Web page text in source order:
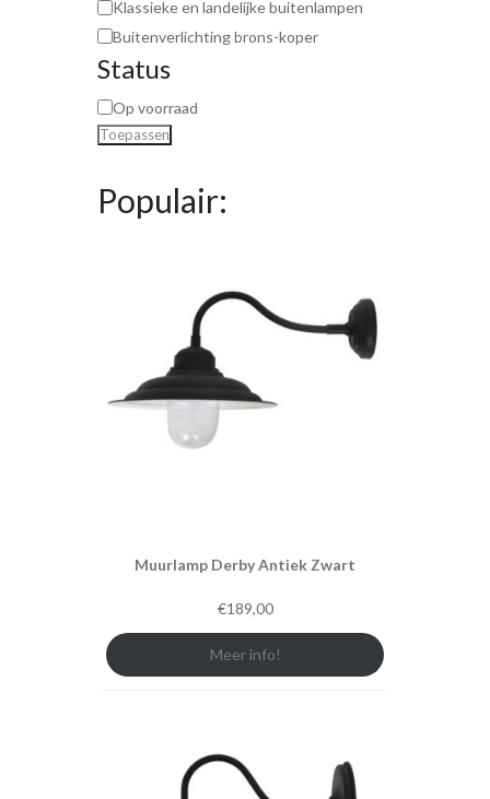
Klassieke en landelijke buitenlampen
Buitenverlichting brons-koper
Status
Op voorraad
Toepassen
Populair:
Muurlamp Derby Antiek Zwart
€189,00
Meer info!